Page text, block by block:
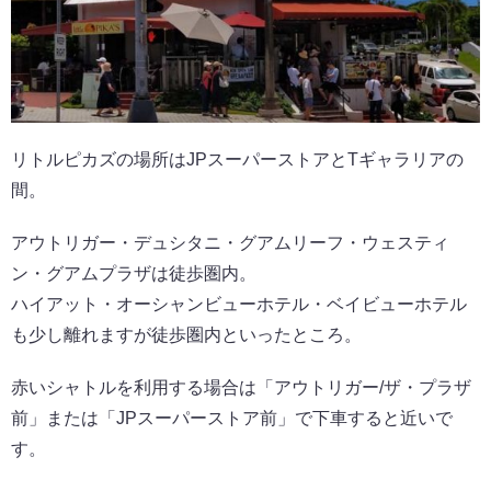
リトルピカズの場所はJPスーパーストアとTギャラリアの
間。
アウトリガー・デュシタニ・グアムリーフ・ウェスティ
ン・グアムプラザは徒歩圏内。
ハイアット・オーシャンビューホテル・ベイビューホテル
も少し離れますが徒歩圏内といったところ。
赤いシャトルを利用する場合は「アウトリガー/ザ・プラザ
前」または「JPスーパーストア前」で下車すると近いで
す。